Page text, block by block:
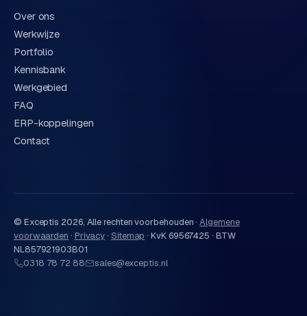
Over ons
Werkwijze
Portfolio
Kennisbank
Werkgebied
FAQ
ERP-koppelingen
Contact
© Exceptis 2026, Alle rechten voorbehouden · Algemene
voorwaarden · Privacy· Sitemap ·KvK 69567425 · BTW
NL857921903B01
0318 78 72 88
sales@exceptis.nl